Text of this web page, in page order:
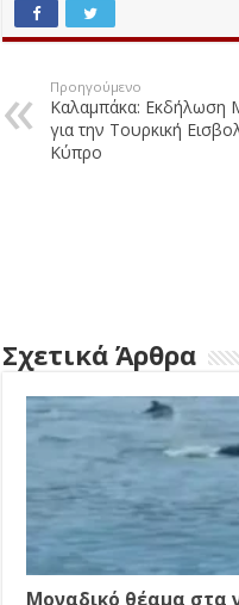
Προηγούμενο
Καλαμπάκα: Εκδήλωση
για την Τουρκική
Κύπρο
Σχετικά Άρθρα
Μοναδικό θέαμα στα